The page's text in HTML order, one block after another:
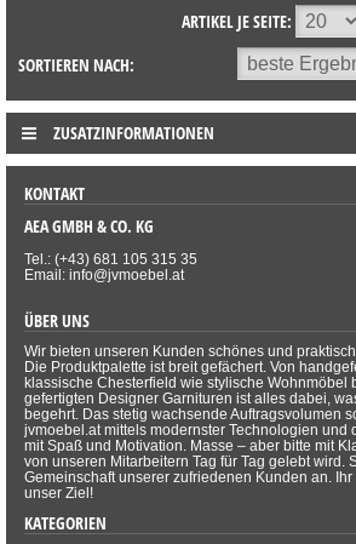
ARTIKEL JE SEITE:
SORTIEREN NACH:
ZUSATZINFORMATIONEN
KONTAKT
AEA GMBH & CO. KG
Tel.: (+43) 681 105 315 35
Email: info@jvmoebel.at
ÜBER UNS
Wir bieten unseren Kunden schönes und
Die Produktpalette ist breit gefächert. Von
klassische Chesterfield wie stylische Wohnmöbel
gefertigten Designer Garnituren ist alles dabei,
begehrt. Das stetig wachsende Auftragsvolumen
jvmoebel.at mittels modernster Technologien und
mit Spaß und Motivation. Masse – aber bitte mit
von unseren Mitarbeitern Tag für Tag gelebt wird.
Gemeinschaft unserer zufriedenen Kunden an.
unser Ziel!
KATEGORIEN